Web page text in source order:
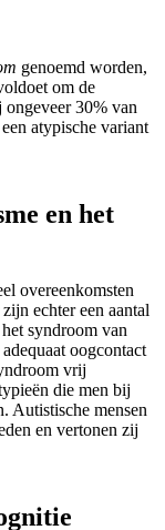
genoemd worden,
om de
30% van
atypische variant
en het
overeenkomsten
echter een aantal
syndroom van
oogcontact
vrij
die men bij
Autistische mensen
en vertonen zij